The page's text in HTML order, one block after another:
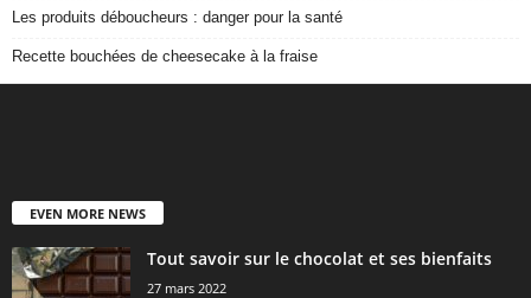
Les produits déboucheurs : danger pour la santé
Recette bouchées de cheesecake à la fraise
EVEN MORE NEWS
Tout savoir sur le chocolat et ses bienfaits
27 mars 2022